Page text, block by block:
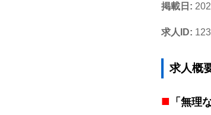
掲載日:
求人ID:
求人概
■ 「無理